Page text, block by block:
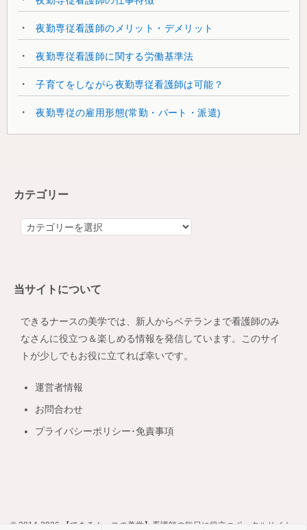
夜勤専従看護師のメリット・デメリット
夜勤専従看護師に関する労働基準法
子育てをしながら夜勤専従看護師は可能？
夜勤専従の雇用形態(常勤・パート・派遣)
カテゴリー
カ
ー
当サイトについて
できるナースの美学では、新人からベテランまで看護師のみ
なさんに役立つ＆楽しめる情報を発信しています。このサイ
トが少しでもお役に立てれば幸いです。
運営者情報
お問合わせ
プライバシーポリシー･免責事項
© 2014-2026 【できるナースの美学】看護師の毎日に役立つポータルサイト